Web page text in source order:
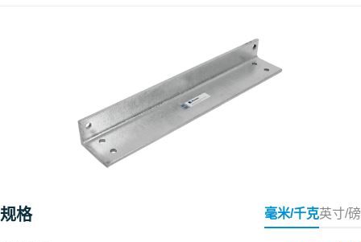
规格 毫米/千克英寸/磅